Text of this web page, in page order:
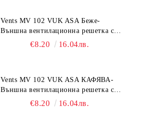
Vents MV 102 VUK ASA Беже-
Външна вентилационна решетка с
гравитачна клапа Ø 100, Ø 125,
€8.20 16.04лв.
Vents MV 102 VUK ASA КАФЯВА-
Външна вентилационна решетка с
гравитачна клапа Ø 100, Ø 125,
€8.20 16.04лв.